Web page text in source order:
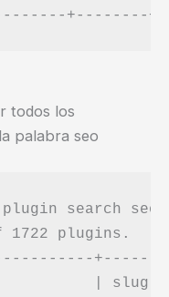
todos los
palabra seo
plugin search seo
1722 plugins.
|